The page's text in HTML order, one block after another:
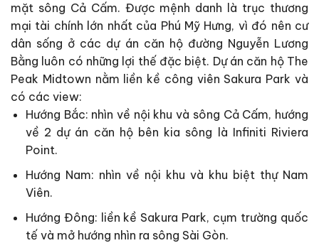
mặt sông Cả Cấm. Được mệnh danh là trục thương
mại tài chính lớn nhất của Phú Mỹ Hưng, vì đó nên cư
dân sống ở các dự án căn hộ đường Nguyễn Lương
Bằng luôn có những lợi thế đặc biệt. Dự án căn hộ The
Peak Midtown nằm liền kề công viên Sakura Park và
có các view:
Hướng Bắc: nhìn về nội khu và sông Cả Cấm, hướng
về 2 dự án căn hộ bên kia sông là Infiniti Riviera
Point.
Hướng Nam: nhìn về nội khu và khu biệt thự Nam
Viên.
Hướng Đông: liền kề Sakura Park, cụm trường quốc
tế và mở hướng nhìn ra sông Sài Gòn.